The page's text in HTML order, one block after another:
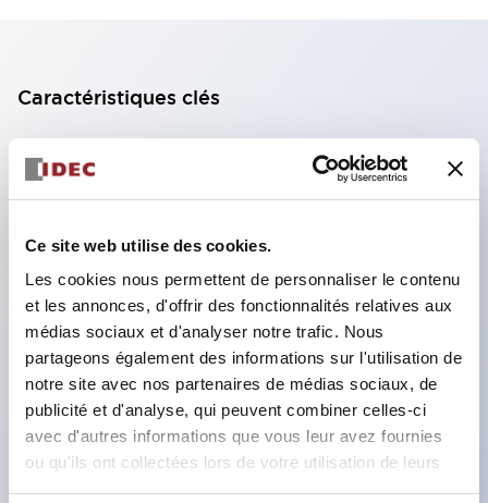
Ce site web utilise des cookies.
Les cookies nous permettent de personnaliser le contenu
et les annonces, d'offrir des fonctionnalités relatives aux
médias sociaux et d'analyser notre trafic. Nous
partageons également des informations sur l'utilisation de
notre site avec nos partenaires de médias sociaux, de
publicité et d'analyse, qui peuvent combiner celles-ci
avec d'autres informations que vous leur avez fournies
ou qu'ils ont collectées lors de votre utilisation de leurs
Caractéristiques clés
Bloc de contact à 2 étages avec 2 contacts,
permettant une configuration à 4 contacts
Profondeur du panneau de 39,9 mm (*bloc de
contact à 11 étages), 59,9 mm (*bloc de contact à
22 étages). Conception peu encombrante
possible.
Structure de sécurité de 3e génération :
déclenchement à 2 actions, garde intégrée,
structure de protection des doigts IP20.